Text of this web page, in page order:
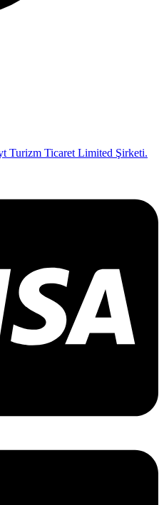
Turizm Ticaret Limited Şirketi.